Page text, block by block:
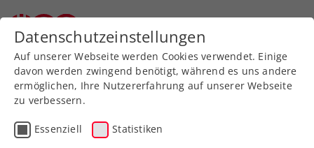
Aktuelle News
Datenschutzeinstellungen
Auf unserer Webseite werden Cookies verwendet. Einige
davon werden zwingend benötigt, während es uns andere
ermöglichen, Ihre Nutzererfahrung auf unserer Webseite
zu verbessern.
Essenziell Statistiken